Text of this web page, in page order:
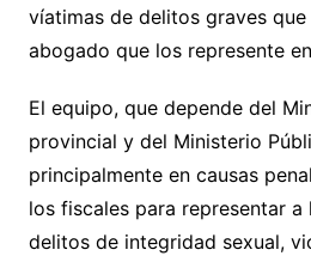
víatimas de delitos graves que
abogado que los represente
El equipo, que depende del
provincial y del Ministerio
principalmente en causas
los fiscales para representar
delitos de integridad sexual,